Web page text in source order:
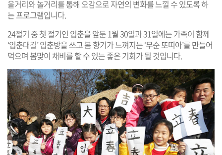
을거리와 놀거리를 통해 오감으로 자연의 변화를 느낄 수 있도록 하
는 프로그램입니다.
24절기 중 첫 절기인 입춘을 앞둔 1월 30일과 31일에는 가족이 함께
‘입춘대길’ 입춘방을 쓰고 봄 향기가 느껴지는 ‘무순 또띠아’를 만들어
먹으며 봄맞이 채비를 할 수 있는 좋은 기회가 될 것입니다.